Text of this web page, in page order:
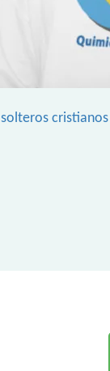
solteros